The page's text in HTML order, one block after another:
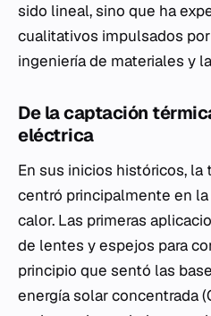
sido lineal, sino que ha
cualitativos impulsados
ingeniería de materiales y
De la captación
eléctrica
En sus inicios históricos,
centró principalmente en
calor. Las primeras
de lentes y espejos para
principio que sentó las
energía solar concentrada